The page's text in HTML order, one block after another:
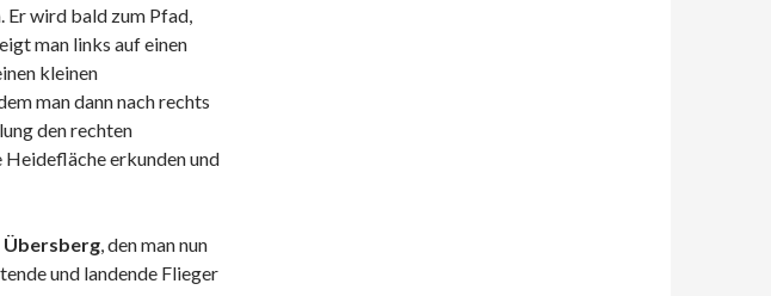
wird bald zum Pfad,
man links auf einen
kleinen
man dann nach rechts
den rechten
Heidefläche erkunden und
Übersberg, den man nun
und landende Flieger